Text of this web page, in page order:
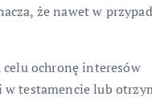
że nawet w
ochronę interesów
w testamencie lub